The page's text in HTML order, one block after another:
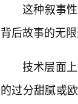
这种叙事
背后故事的无限
技术层面
的过分甜腻或